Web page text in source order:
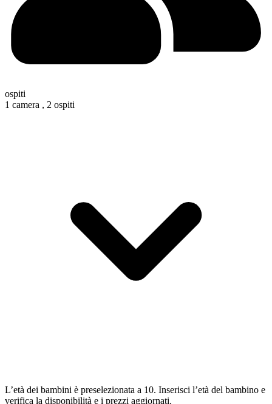
ospiti
1 camera , 2 ospiti
L’età dei bambini è preselezionata a 10. Inserisci l’età del bambino e
verifica la disponibilità e i prezzi aggiornati.